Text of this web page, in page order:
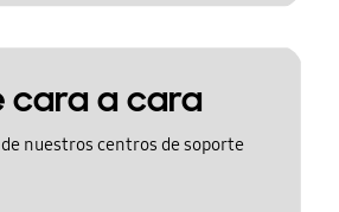
cara a cara
nuestros centros de soporte